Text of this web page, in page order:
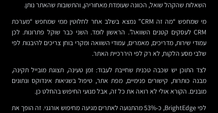
השאלות שהקהל שואל, הכוונה שעומדת מאחוריהן, והתשובות שהאתר נותן.
מי שמחפש “מה זה CRM” נמצא בשלב אחר לחלוטין ממי שמחפש “מערכת
CRM לעסקים קטנים השוואה”. הראשון לומד. השני כבר שוקל פתרונות. לכן
עמודי שירות, מדריכים, מאמרים, עמודי השוואה ומקרי בוחן צריכים להיבנות לפי
שלבי מסע הלקוח, לא רק לפי היררכיית האתר.
לצד התוכן יש שכבה טכנית שחייבת לעבוד: זמן טעינה, תצוגת מובייל תקינה,
מבנה כותרות, קישורים פנימיים, מפת אתר, טיפול בשגיאות אינדוקס ונתונים
מובנים. הקורא אולי לא רואה את כל זה, אבל מנועי החיפוש בהחלט כן.
לפי BrightEdge, כ-53% מהתנועה לאתרים מגיעה מחיפוש אורגני. זה הופך את